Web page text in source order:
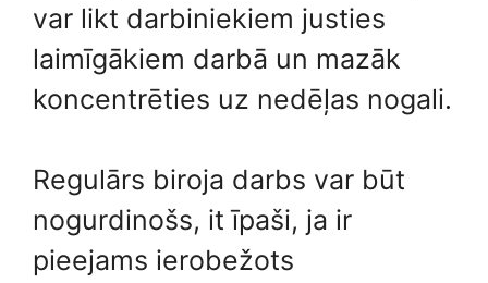
var likt darbiniekiem justies
laimīgākiem darbā un mazāk
koncentrēties uz nedēļas nogali.
Regulārs biroja darbs var būt
nogurdinošs, it īpaši, ja ir
pieejams ierobežots